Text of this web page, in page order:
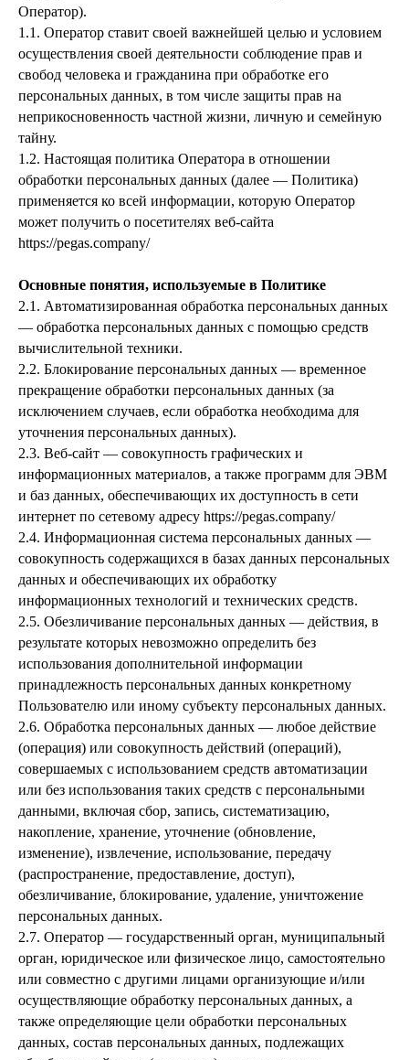
Оператор).
1.1. Оператор ставит своей важнейшей целью и условием
осуществления своей деятельности соблюдение прав и
свобод человека и гражданина при обработке его
персональных данных, в том числе защиты прав на
неприкосновенность частной жизни, личную и семейную
тайну.
1.2. Настоящая политика Оператора в отношении
обработки персональных данных (далее — Политика)
применяется ко всей информации, которую Оператор
может получить о посетителях веб-сайта
https://pegas.company/
Основные понятия, используемые в Политике
2.1. Автоматизированная обработка персональных данных
— обработка персональных данных с помощью средств
вычислительной техники.
2.2. Блокирование персональных данных — временное
прекращение обработки персональных данных (за
исключением случаев, если обработка необходима для
уточнения персональных данных).
2.3. Веб-сайт — совокупность графических и
информационных материалов, а также программ для ЭВМ
и баз данных, обеспечивающих их доступность в сети
интернет по сетевому адресу https://pegas.company/
2.4. Информационная система персональных данных —
совокупность содержащихся в базах данных персональных
данных и обеспечивающих их обработку
информационных технологий и технических средств.
2.5. Обезличивание персональных данных — действия, в
результате которых невозможно определить без
использования дополнительной информации
принадлежность персональных данных конкретному
Пользователю или иному субъекту персональных данных.
2.6. Обработка персональных данных — любое действие
(операция) или совокупность действий (операций),
совершаемых с использованием средств автоматизации
или без использования таких средств с персональными
данными, включая сбор, запись, систематизацию,
накопление, хранение, уточнение (обновление,
изменение), извлечение, использование, передачу
(распространение, предоставление, доступ),
обезличивание, блокирование, удаление, уничтожение
персональных данных.
2.7. Оператор — государственный орган, муниципальный
орган, юридическое или физическое лицо, самостоятельно
или совместно с другими лицами организующие и/или
осуществляющие обработку персональных данных, а
также определяющие цели обработки персональных
данных, состав персональных данных, подлежащих